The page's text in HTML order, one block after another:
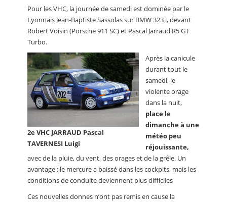
Pour les VHC, la journée de samedi est dominée par le
Lyonnais Jean-Baptiste Sassolas sur BMW 323 i, devant
Robert Voisin (Porsche 911 SC) et Pascal Jarraud R5 GT
Turbo.
2e VHC JARRAUD Pascal
TAVERNESI Luigi
Après la canicule
durant tout le
samedi, le
violente orage
dans la nuit,
place le
dimanche à une
météo peu
réjouissante,
avec de la pluie, du vent, des orages et de la grêle. Un
avantage : le mercure a baissé dans les cockpits, mais les
conditions de conduite deviennent plus difficiles
Ces nouvelles donnes n’ont pas remis en cause la